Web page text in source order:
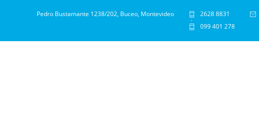
Pedro Bustamante 1238/202, Buceo, Montevideo 2628 8831
·
099 401 278